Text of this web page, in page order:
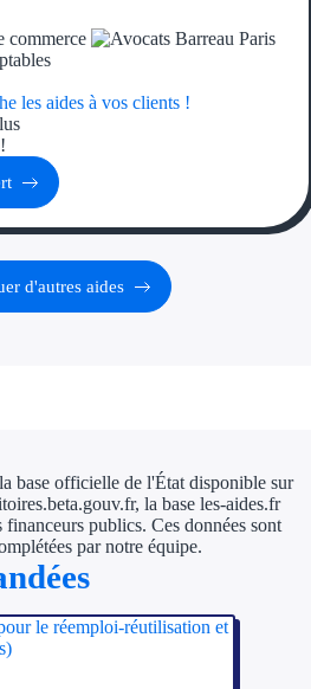
Aides Région
Aides Région
Couvertures
Aides Nationales
Recherche autonome
Accompagnement
Ressources
FAQ
les aides à vos clients !
d'autres aides
base officielle de l'État disponible sur
la base les-aides.fr
publics. Ces données sont
par notre équipe.
le réemploi-réutilisation et